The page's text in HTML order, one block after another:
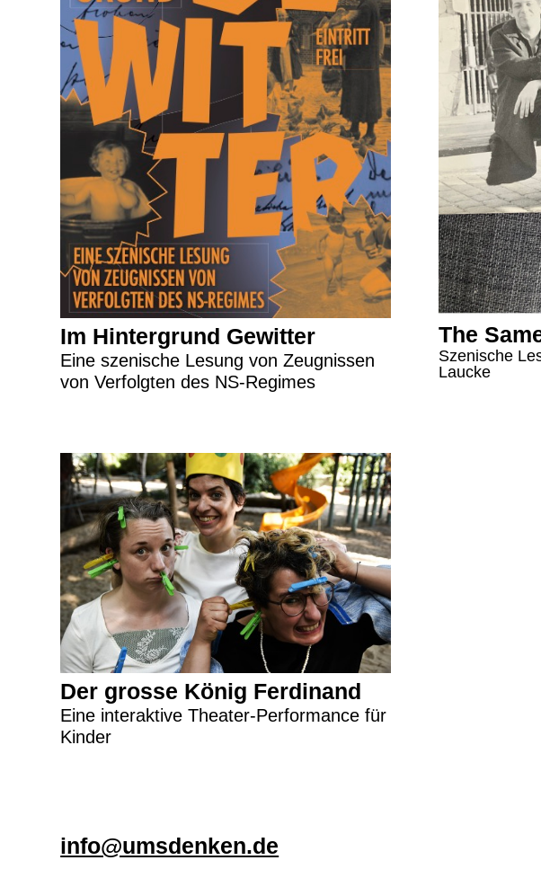
Im Hintergrund Gewitter
Eine szenische Lesung von Zeugnissen
von Verfolgten des NS-Regimes
The
Szenische
Laucke
Der grosse König Ferdinand
Eine interaktive Theater-Performance für
Kinder
info@umsdenken.de